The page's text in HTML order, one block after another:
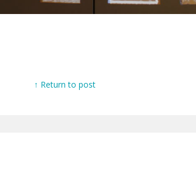
↑ Return to post